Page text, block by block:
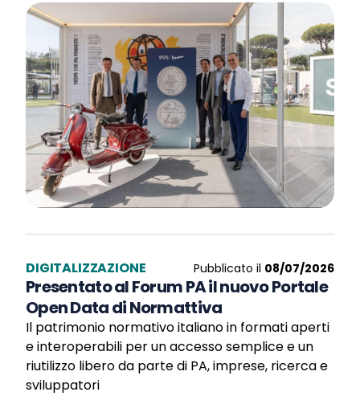
DIGITALIZZAZIONE Pubblicato il 08/07/2026
Presentato al Forum PA il nuovo Portale
Open Data di Normattiva
Il patrimonio normativo italiano in formati aperti
e interoperabili per un accesso semplice e un
riutilizzo libero da parte di PA, imprese, ricerca e
sviluppatori